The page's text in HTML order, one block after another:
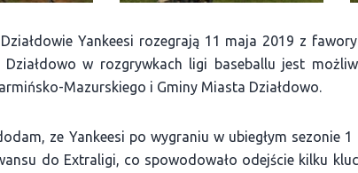
Yankeesi rozegrają 11 maja 2019 z
Działdowo w rozgrywkach ligi baseballu jest
Mazurskiego i Gminy Miasta Działdowo.
ze Yankeesi po wygraniu w ubiegłym sezonie
do Extraligi, co spowodowało odejście kilku